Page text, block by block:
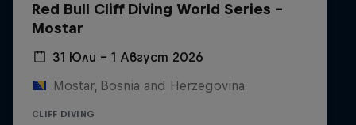
Red Bull Cliff Diving World Series -
Mostar
31 Юли – 1 Август 2026
Mostar, Bosnia and Herzegovina
CLIFF DIVING